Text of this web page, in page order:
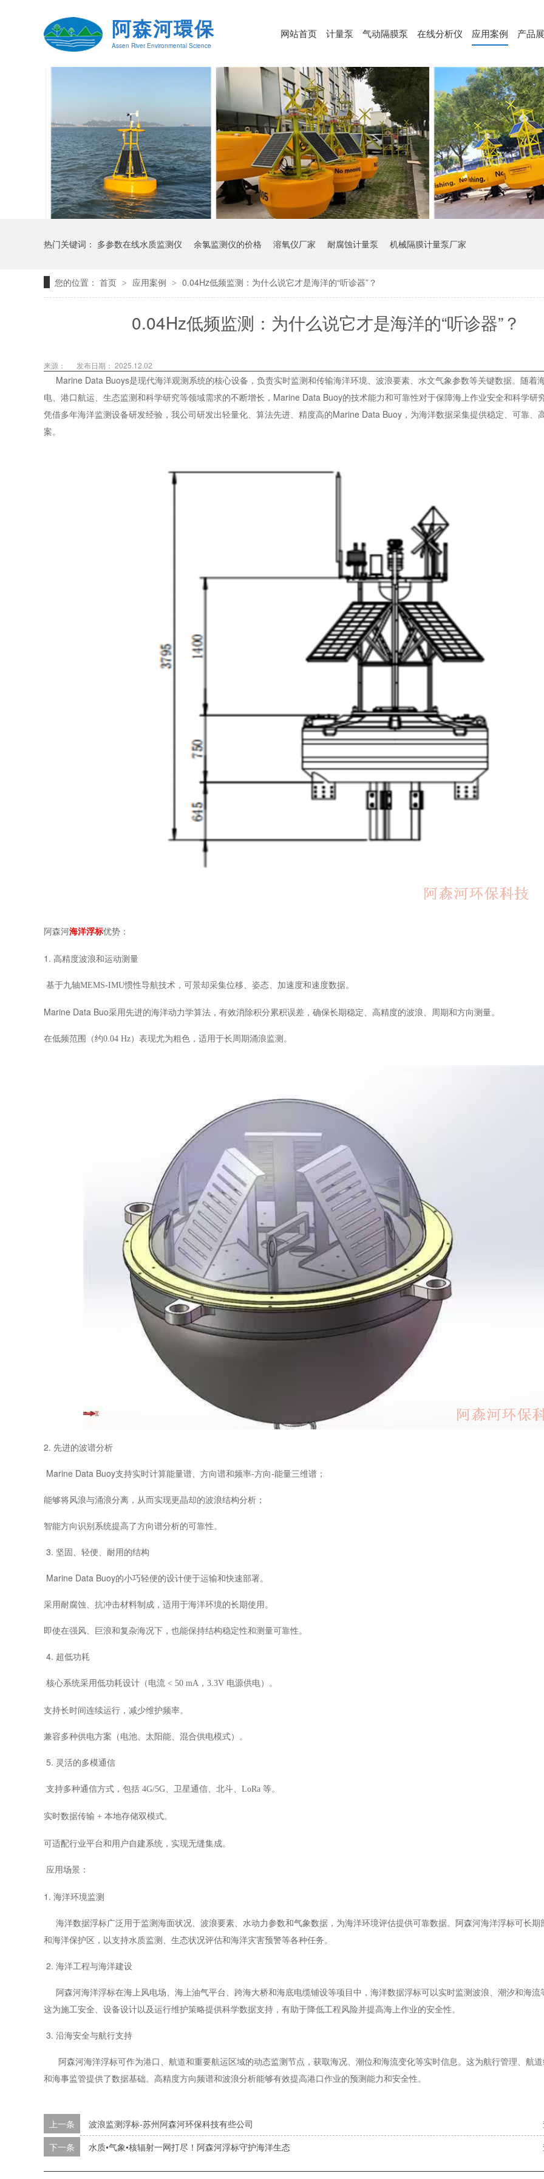
阿森河環保
Assen River Environmental Science
网站首页 计量泵 气动隔膜泵 在线分析仪 应用案例 产品
热门关键词： 多参数在线水质监测仪 余氯监测仪的价格 溶氧仪厂家 耐腐蚀计量泵 机械隔膜计量泵厂家
您的位置： 首页 > 应用案例 > 0.04Hz低频监测：为什么说它才是海洋的“听诊器”？
0.04Hz低频监测：为什么说它才是海洋的“听诊器”？
来源： 发布日期： 2025.12.02
Marine Data Buoys是现代海洋观测系统的核心设备，负责实时监测和传输海洋环境、波浪要素、水文气象参数等关键数据。随着
电、港口航运、生态监测和科学研究等领域需求的不断增长，Marine Data Buoy的技术能力和可靠性对于保障海上作业安全和科学研
凭借多年海洋监测设备研发经验，我公司研发出轻量化、算法先进、精度高的Marine Data Buoy，为海洋数据采集提供稳定、可靠、
案。
阿森河海洋浮标优势 ：
1. 高精度波浪和运动测量
基于九轴MEMS-IMU惯性导航技术，可景却采集位移、姿态、加速度和速度数据。
Marine Data Buo采用先进的海洋动力学算法，有效消除积分累积误差，确保长期稳定、高精度的波浪、周期和方向测量。
在低频范围（约0.04 Hz）表现尤为粗色，适用于长周期涌浪监测。
2. 先进的波谱分析
Marine Data Buoy支持实时计算能量谱、方向谱和频率-方向-能量三维谱；
能够将风浪与涌浪分离，从而实现更晶却的波浪结构分析；
智能方向识别系统提高了方向谱分析的可靠性。
3. 坚固、轻便、耐用的结构
Marine Data Buoy的小巧轻便的设计便于运输和快速部署。
采用耐腐蚀、抗冲击材料制成，适用于海洋环境的长期使用。
即使在强风、巨浪和复杂海况下，也能保持结构稳定性和测量可靠性。
4. 超低功耗
核心系统采用低功耗设计（电流 < 50 mA，3.3V 电源供电）。
支持长时间连续运行，减少维护频率。
兼容多种供电方案（电池、太阳能、混合供电模式）。
5. 灵活的多模通信
支持多种通信方式，包括 4G/5G、卫星通信、北斗、LoRa 等。
实时数据传输 + 本地存储双模式。
可适配行业平台和用户自建系统，实现无缝集成。
应用场景：
1. 海洋环境监测
海洋数据浮标广泛用于监测海面状况、波浪要素、水动力参数和气象数据，为海洋环境评估提供可靠数据。阿森河海洋浮标可长期
和海洋保护区，以支持水质监测、生态状况评估和海洋灾害预警等各种任务。
2. 海洋工程与海洋建设
阿森河海洋浮标在海上风电场、海上油气平台、跨海大桥和海底电缆铺设等项目中，海洋数据浮标可以实时监测波浪、潮汐和海流
这为施工安全、设备设计以及运行维护策略提供科学数据支持，有助于降低工程风险并提高海上作业的安全性。
3. 沿海安全与航行支持
阿森河海洋浮标可作为港口、航道和重要航运区域的动态监测节点，获取海况、潮位和海流变化等实时信息。这为航行管理、航
和海事监管提供了数据基础。高精度方向频谱和波浪分析能够有效提高港口作业的预测能力和安全性。
上一条
波浪监测浮标-苏州阿森河环保科技有些公司
下一条 ‌水质•气象•核辐射一网打尽！阿森河浮标守护海洋生态